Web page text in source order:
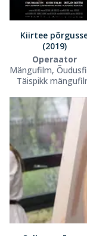
Kiirtee
(2019)
Operaator
Mängufilm,
Täispikk